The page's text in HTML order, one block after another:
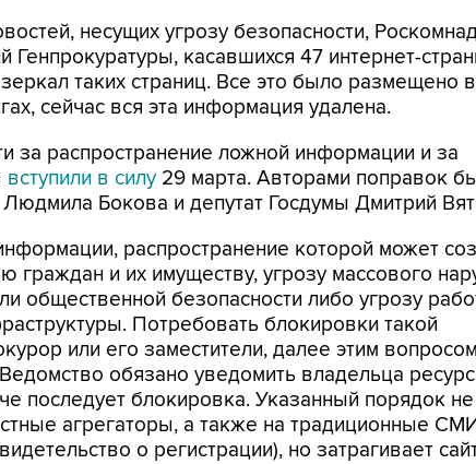
несущих угрозу безопасности,
Генпрокуратуры, касавшихся 47 интернет-
таких страниц. Все это было размещено в
сейчас вся эта информация удалена.
за распространение ложной информации и за
вступили в силу 29 марта. Авторами поправок
Бокова и депутат Госдумы Дмитрий
распространение которой может
граждан и их имуществу, угрозу массового
общественной безопасности либо угрозу
Потребовать блокировки такой
или его заместители, далее этим вопросом
обязано уведомить владельца
последует блокировка. Указанный порядок не
агрегаторы, а также на традиционные
о регистрации), но затрагивает